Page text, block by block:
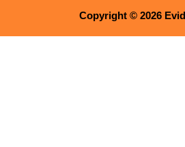
Copyright © 2026